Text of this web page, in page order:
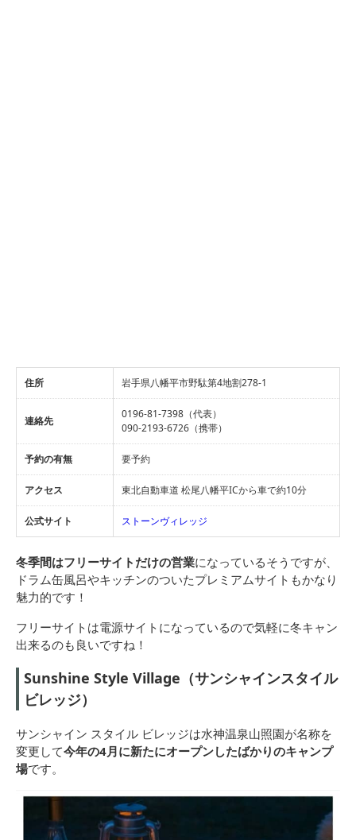
住所 岩手県八幡平市野駄第4地割278-1
連絡先
0196-81-7398（代表）
090-2193-6726（携帯）
予約の有無 要予約
アクセス 東北自動車道 松尾八幡平ICから車で約10分
公式サイト ストーンヴィレッジ
冬季間はフリーサイトだけの営業になっているそうですが、
ドラム缶風呂やキッチンのついたプレミアムサイトもかなり
魅力的です！
フリーサイトは電源サイトになっているので気軽に冬キャン
出来るのも良いですね！
Sunshine Style Village（サンシャインスタイル
ビレッジ）
サンシャイン スタイル ビレッジは水神温泉山照園が名称を
変更して今年の4月に新たにオープンしたばかりのキャンプ
場です。